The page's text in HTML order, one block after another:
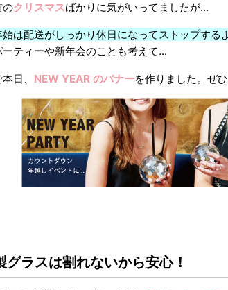
のクリスマスばかりに気がいってましたが...
は配送がしっかり休日になってストップする
ティーや新年会のことも考えて...
日、 NEW YEAR のバナーを作りました。ぜ
グラスは割れないから安心！